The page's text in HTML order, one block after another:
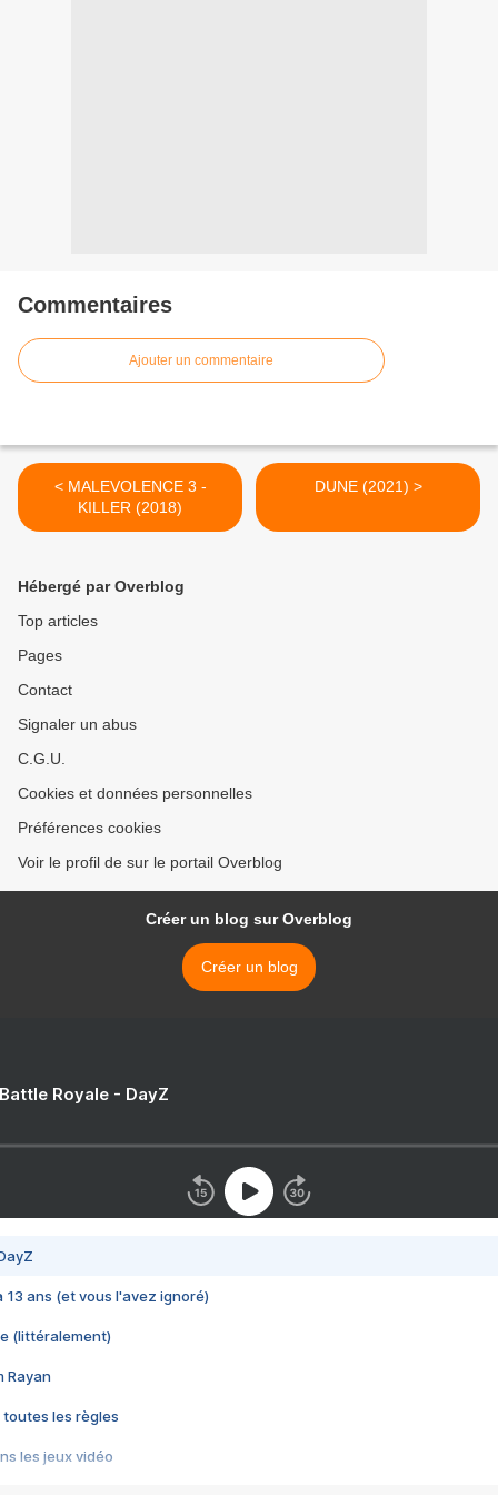
Commentaires
Ajouter un commentaire
< MALEVOLENCE 3 -
KILLER (2018)
DUNE (2021) >
Hébergé par Overblog
Top articles
Pages
Contact
Signaler un abus
C.G.U.
Cookies et données personnelles
Préférences cookies
Voir le profil de sur le portail Overblog
Créer un blog sur Overblog
Créer un blog
Royale - DayZ
13 ans (et vous l'avez ignoré)
(littéralement)
Rayan
toutes les règles
les jeux vidéo